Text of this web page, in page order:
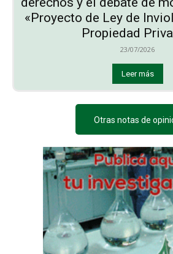
«Proyecto de Ley de
Propiedad
23/07/2026
Leer más
Otras notas de